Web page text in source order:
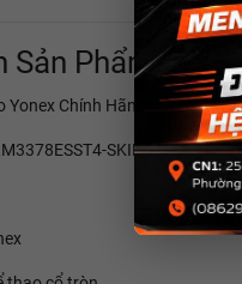
Sản Phẩm
Yonex Chính Hãng
SKIPTL-XSZZ